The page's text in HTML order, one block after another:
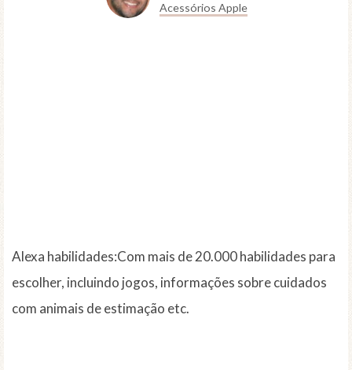
Acessórios Apple
Alexa habilidades:Com mais de 20.000 habilidades para
escolher, incluindo jogos, informações sobre cuidados
com animais de estimação etc.